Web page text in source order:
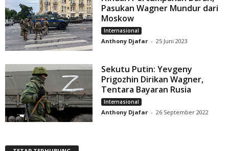
Pasukan Wagner Mundur dari
Moskow
Internasional
Anthony Djafar - 25 Juni 2023
Sekutu Putin: Yevgeny
Prigozhin Dirikan Wagner,
Tentara Bayaran Rusia
Internasional
Anthony Djafar - 26 September 2022